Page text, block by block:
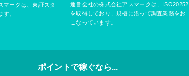
マークは、東証スタ
す。
運営会社の株式会社アスマークは、ISO20252
を取得しており、規格に沿って調査業務をお
こなっています。
ポイントで稼ぐなら...